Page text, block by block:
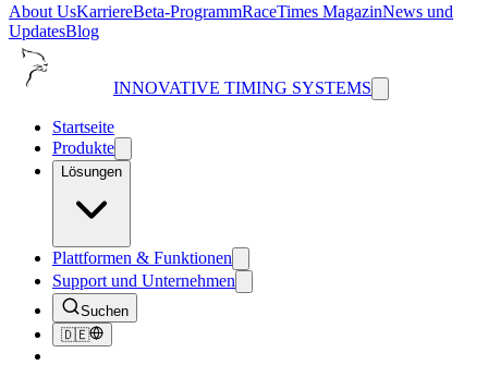
About UsKarriereBeta-ProgrammRaceTimes MagazinNews und
UpdatesBlog
INNOVATIVE TIMING SYSTEMS
Startseite
Produkte
Lösungen
Plattformen & Funktionen
Support und Unternehmen
Suchen
🇩🇪